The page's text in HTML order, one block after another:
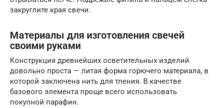
закруглите края свечи.
Материалы для изготовления свечей
своими руками
Конструкция древнейших осветительных изделий
довольно проста — литая форма горючего материала, в
которой заключена нить для тления. В качестве
базового элемента проще всего использовать
покупной парафин.